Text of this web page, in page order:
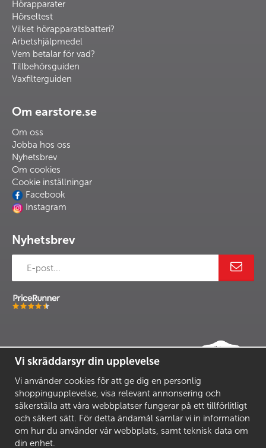
Hörapparater
Hörseltest
Vilket hörapparatsbatteri?
Arbetshjälpmedel
Vem betalar för vad?
Tillbehörsguiden
Vaxfilterguiden
Om earstore.se
Om oss
Jobba hos oss
Nyhetsbrev
Om cookies
Cookie inställningar
Facebook
Instagram
Nyhetsbrev
Vi skräddarsyr din upplevelse
Vi använder cookies för att ge dig en personlig
shoppingupplevelse, visa relevant annonsering och
säkerställa att våra webbplatser fungerar på ett tillförlitligt
och säkert sätt. För detta ändamål samlar vi in information
om hur du använder vår webbplats, samt teknisk data om
din enhet.